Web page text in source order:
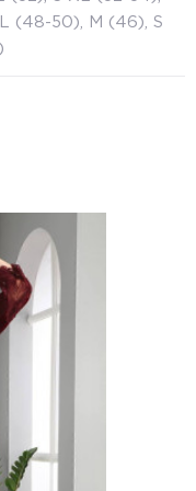
(48-50), M (46), S